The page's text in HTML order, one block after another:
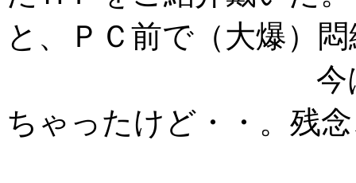
と、ＰＣ前で（大爆）
今はもう、エ
ちゃったけど・・。残